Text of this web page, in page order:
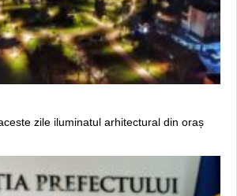
zile iluminatul arhitectural din oraș